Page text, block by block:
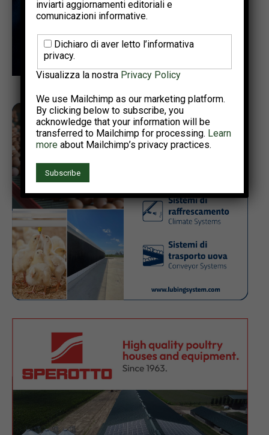
inviarti aggiornamenti editoriali e
comunicazioni informative.
Dichiaro di aver letto l’informativa
privacy.
Visualizza la nostra Privacy Policy
We use Mailchimp as our marketing platform.
By clicking below to subscribe, you
acknowledge that your information will be
transferred to Mailchimp for processing. Learn
more about Mailchimp’s privacy practices.